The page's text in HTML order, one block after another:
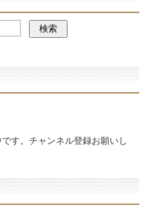
す。チャンネル登録お願いし